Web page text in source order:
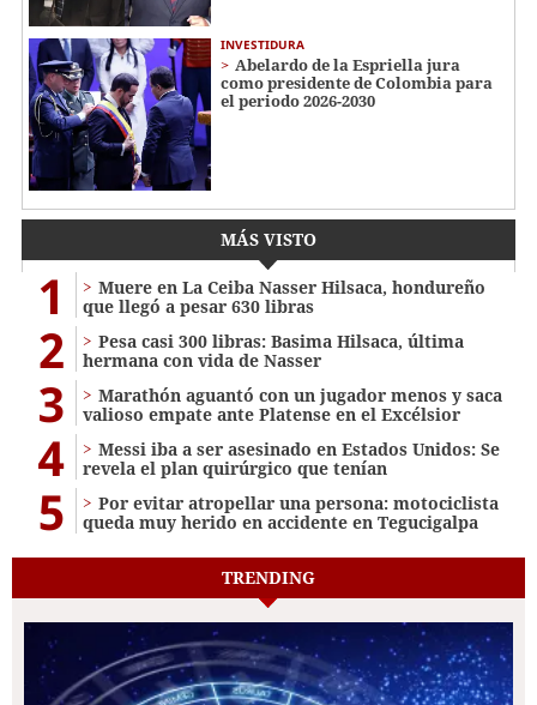
INVESTIDURA
Abelardo de la Espriella jura
como presidente de Colombia para
el periodo 2026-2030
MÁS VISTO
1
Muere en La Ceiba Nasser Hilsaca, hondureño
que llegó a pesar 630 libras
2
Pesa casi 300 libras: Basima Hilsaca, última
hermana con vida de Nasser
3
Marathón aguantó con un jugador menos y saca
valioso empate ante Platense en el Excélsior
4
Messi iba a ser asesinado en Estados Unidos: Se
revela el plan quirúrgico que tenían
5
Por evitar atropellar una persona: motociclista
queda muy herido en accidente en Tegucigalpa
TRENDING